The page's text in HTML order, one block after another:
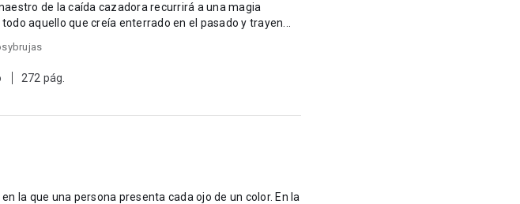
de la caída cazadora recurrirá a una magia
aquello que creía enterrado en el pasado y trayen...
272 pág.
la que una persona presenta cada ojo de un color. En la